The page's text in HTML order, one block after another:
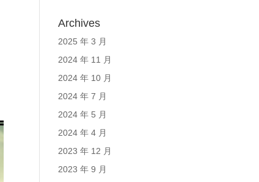
Archives
2025 年 3 月
2024 年 11 月
2024 年 10 月
2024 年 7 月
2024 年 5 月
2024 年 4 月
2023 年 12 月
2023 年 9 月